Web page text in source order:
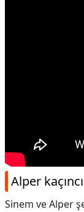
Alper
Sinem ve Alper